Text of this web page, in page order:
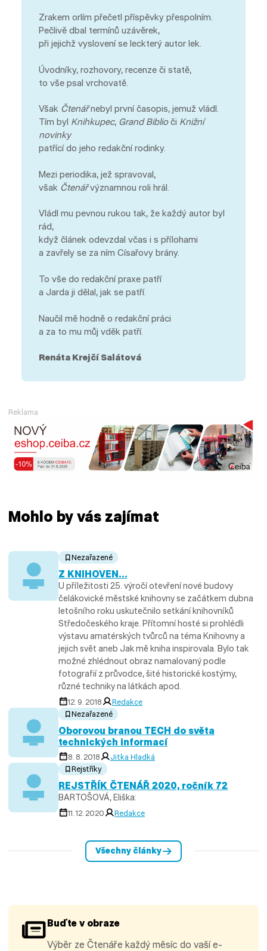
Zrakem orlím přečetl příspěvky přespolním.
Pečlivě dbal termínů uzávěrek,
při jejichž vyslovení se leckterý autor lek.
Úvodníky, rozhovory, recenze či statě,
to vše psal vrchovatě.
Však Čtenářnebyl první časopis, jemuž vládl.
Tím byl Knihkupec, Grand Biblioči Knižní
novinky
patřící do jeho redakční rodinky.
Mezi periodika, jež spravoval,
však Čtenářvýznamnou roli hrál.
Vládl mu pevnou rukou tak, že každý autor byl
rád,
když článek odevzdal včas i s přílohami
a zavřely se za ním Císařovy brány.
To vše do redakční praxe patří
a Jarda ji dělal, jak se patří.
Naučil mě hodně o redakční práci
a za to mu můj vděk patří.
Renáta Krejčí Salátová
Reklama
Mohlo by vás zajímat
Nezařazené
Z KNIHOVEN…
U příležitosti 25. výročí otevření nové budovy
čelákovické městské knihovny se začátkem dubna
letošního roku uskutečnilo setkání knihovníků
Středočeského kraje. Přítomní hosté si prohlédli
výstavu amatérských tvůrců na téma Knihovny a
jejich svět aneb Jak mě kniha inspirovala. Bylo tak
možné zhlédnout obraz namalovaný podle
fotografií z průvodce, šité historické kostýmy,
různé techniky na látkách apod.
12. 9. 2018
Redakce
Nezařazené
Oborovou branou TECH do světa
technických informací
8. 8. 2018
Jitka Hladká
Rejstříky
REJSTŘÍK ČTENÁŘ 2020, ročník 72
BARTOŠOVÁ, Eliška:
11. 12. 2020 Redakce
Všechny články
Buďte v obraze
Výběr ze Čtenáře každý měsíc do vaší e-